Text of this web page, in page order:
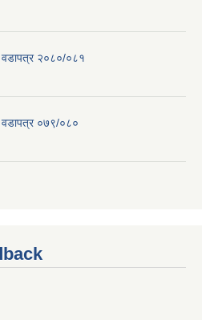
वडापत्र २०८०/०८१
वडापत्र ०७९/०८०